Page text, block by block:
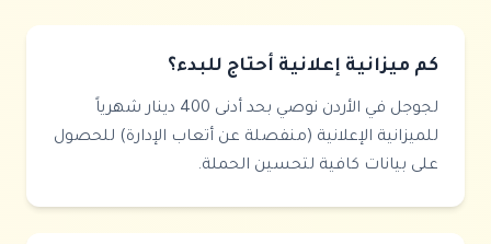
كم ميزانية إعلانية أحتاج للبدء؟
لجوجل في الأردن نوصي بحد أدنى 400 دينار شهرياً
للميزانية الإعلانية (منفصلة عن أتعاب الإدارة) للحصول
على بيانات كافية لتحسين الحملة.